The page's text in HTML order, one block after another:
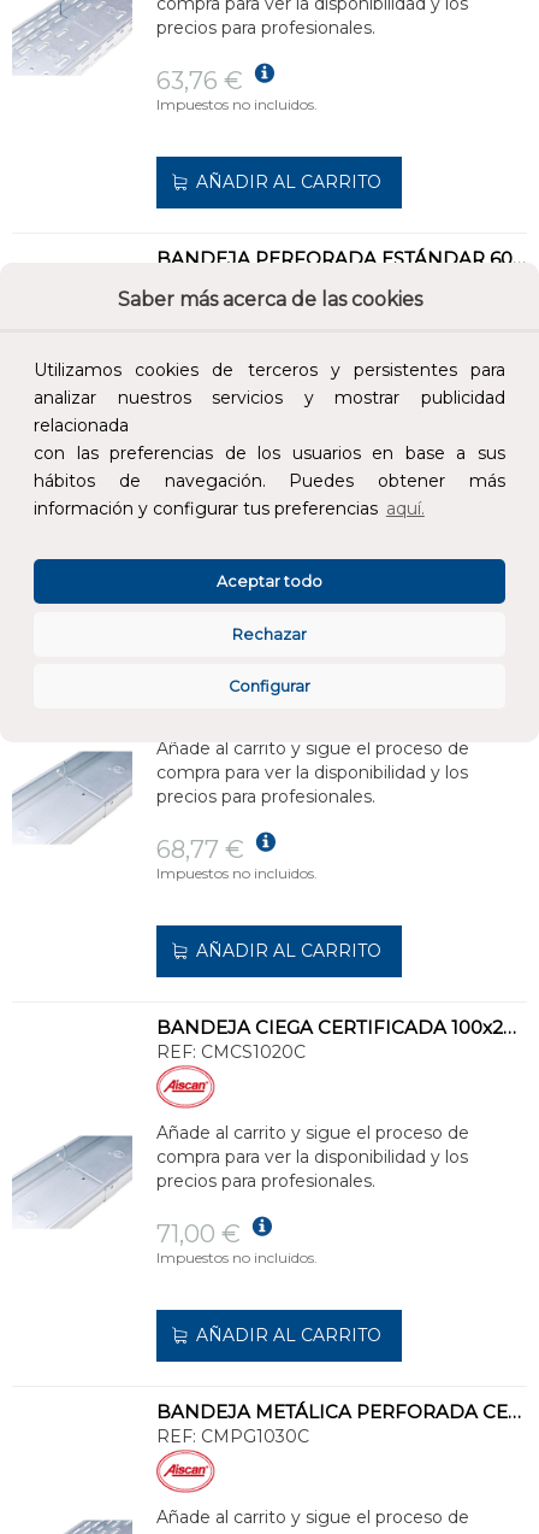
Saber más acerca de las cookies
Utilizamos cookies de terceros y persistentes para
analizar nuestros servicios y mostrar publicidad
relacionada
con las preferencias de los usuarios en base a sus
hábitos de navegación. Puedes obtener más
información y configurar tus preferencias aquí.
Configurar
Rechazar
Aceptar todo
precios para profesionales.
63,76 €
Impuestos no incluidos.
AÑADIR AL CARRITO
BANDEJA PERFORADA ESTÁNDAR 60x400 GALVANIZADO SENZIMIR
Añade al carrito y sigue el proceso de
compra para ver la disponibilidad y los
precios para profesionales.
86,78 €
Impuestos no incluidos.
AÑADIR AL CARRITO
Añade al carrito y sigue el proceso de
compra para ver la disponibilidad y los
precios para profesionales.
68,77 €
Impuestos no incluidos.
AÑADIR AL CARRITO
BANDEJA CIEGA CERTIFICADA 100x200, GALVANIZADO SENZIMIR
REF: CMCS1020C
Añade al carrito y sigue el proceso de
compra para ver la disponibilidad y los
precios para profesionales.
71,00 €
Impuestos no incluidos.
AÑADIR AL CARRITO
BANDEJA METÁLICA PERFORADA CERTIFICADA 100x300 GALVANIZADO CALIENTE
REF: CMPG1030C
Añade al carrito y sigue el proceso de